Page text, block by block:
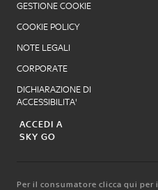
GESTIONE COOKIE
COOKIE POLICY
NOTE LEGALI
CORPORATE
DICHIARAZIONE DI
ACCESSIBILITA'
ACCEDI A
SKY GO
Per il consumatore clicca qui per i